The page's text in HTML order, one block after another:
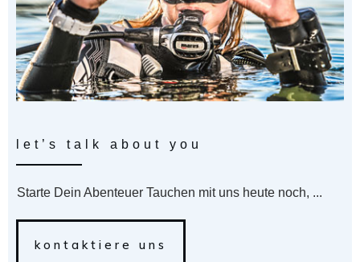
let’s talk about you
Starte Dein Abenteuer Tauchen mit uns heute noch, ...
kontaktiere uns